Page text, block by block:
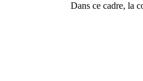
Dans ce cadre, la